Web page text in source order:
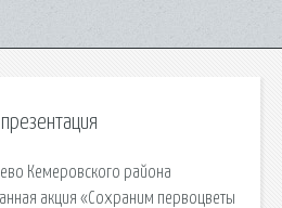
Кемеровского района
акция «Сохраним первоцветы